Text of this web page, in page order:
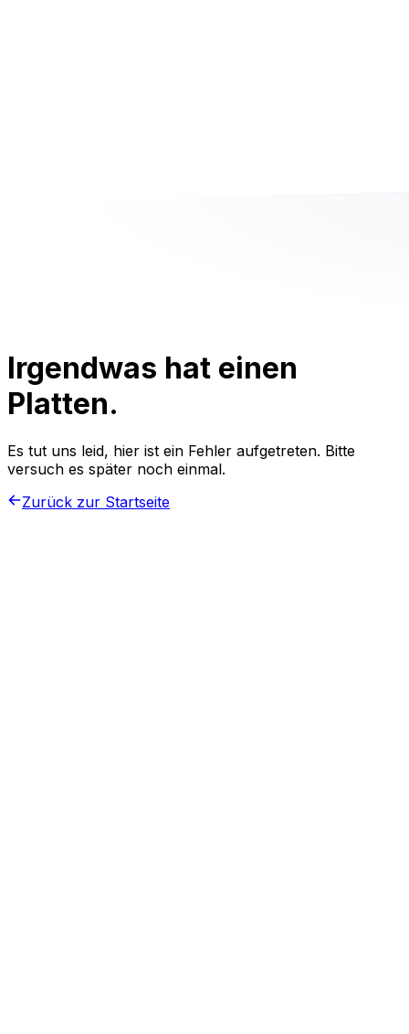
Irgendwas hat einen
Platten.
Es tut uns leid, hier ist ein Fehler aufgetreten. Bitte
versuch es später noch einmal.
Zurück zur Startseite